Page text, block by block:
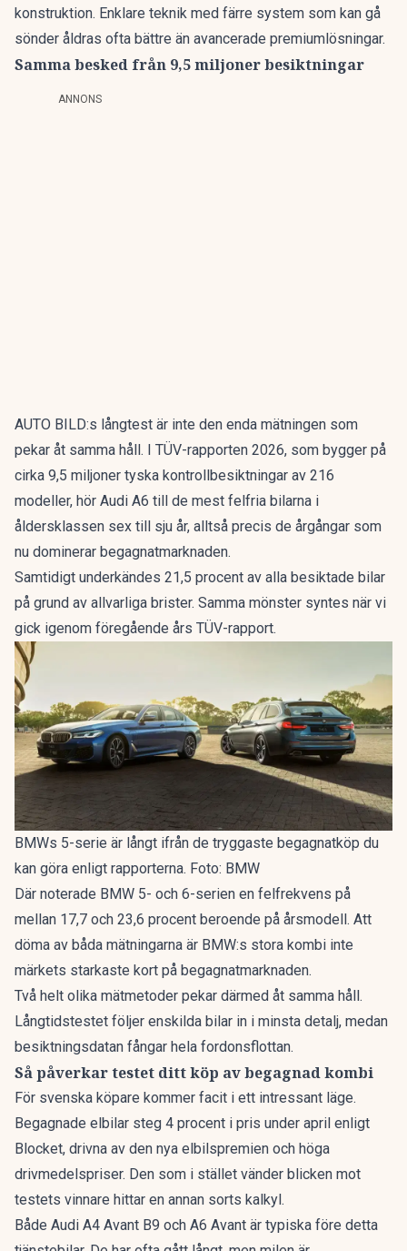
konstruktion. Enklare teknik med färre system som kan gå
sönder åldras ofta bättre än avancerade premiumlösningar.
Samma besked från 9,5 miljoner besiktningar
ANNONS
AUTO BILD:s långtest är inte den enda mätningen som
pekar åt samma håll. I TÜV-rapporten 2026, som bygger på
cirka 9,5 miljoner tyska kontrollbesiktningar av 216
modeller, hör Audi A6 till de mest felfria bilarna i
åldersklassen sex till sju år, alltså precis de årgångar som
nu dominerar begagnatmarknaden.
Samtidigt underkändes 21,5 procent av alla besiktade bilar
på grund av allvarliga brister. Samma mönster syntes när vi
gick igenom föregående års TÜV-rapport.
BMWs 5-serie är långt ifrån de tryggaste begagnatköp du
kan göra enligt rapporterna. Foto: BMW
Där noterade BMW 5- och 6-serien en felfrekvens på
mellan 17,7 och 23,6 procent beroende på årsmodell. Att
döma av båda mätningarna är BMW:s stora kombi inte
märkets starkaste kort på begagnatmarknaden.
Två helt olika mätmetoder pekar därmed åt samma håll.
Långtidstestet följer enskilda bilar in i minsta detalj, medan
besiktningsdatan fångar hela fordonsflottan.
Så påverkar testet ditt köp av begagnad kombi
För svenska köpare kommer facit i ett intressant läge.
Begagnade elbilar steg 4 procent i pris under april enligt
Blocket, drivna av den nya elbilspremien och höga
drivmedelspriser. Den som i stället vänder blicken mot
testets vinnare hittar en annan sorts kalkyl.
Både Audi A4 Avant B9 och A6 Avant är typiska före detta